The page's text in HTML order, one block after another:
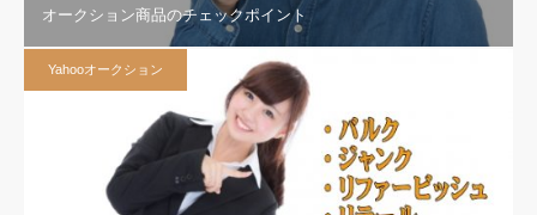
オークション商品のチェックポイント
Yahooオークション